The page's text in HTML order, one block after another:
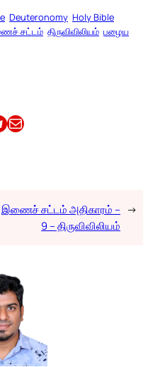
Deuteronomy Holy Bible
சட்டம் திருவிவிலியம் பழைய
Email this Article
இணைச் சட்டம் அதிகாரம் –
9 – திருவிவிலியம்
→